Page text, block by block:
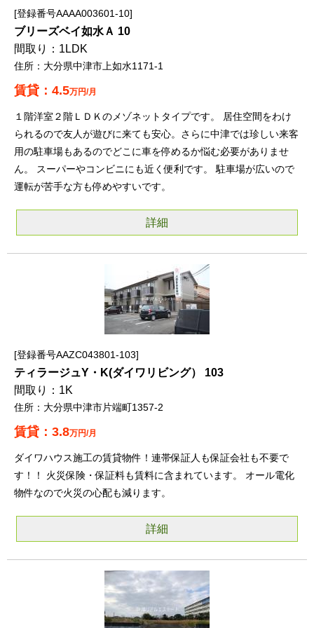
登録番号AAAA003601-10
ブリーズベイ如水Ａ 10
1LDK
大分県中津市上如水1171-1
4.5万円/月
１階洋室２階ＬＤＫのメゾネットタイプです。 居住空間をわけ
られるので友人が遊びに来ても安心。さらに中津では珍しい来客
用の駐車場もあるのでどこに車を停めるか悩む必要がありませ
ん。 スーパーやコンビニにも近く便利です。 駐車場が広いので
運転が苦手な方も停めやすいです。
詳細
登録番号AAZC043801-103
ティラージュY・K(ダイワリビング） 103
1K
大分県中津市片端町1357-2
3.8万円/月
ダイワハウス施工の賃貸物件！連帯保証人も保証会社も不要で
す！！ 火災保険・保証料も賃料に含まれています。 オール電化
物件なので火災の心配も減ります。
詳細